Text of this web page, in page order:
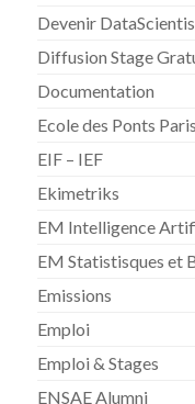
Devenir
Diffusion Stage
Documentation
Ecole des Ponts
EIF – IEF
Ekimetriks
EM Intelligence
EM Statistisques et
Emissions
Emploi
Emploi & Stages
ENSAE Alumni